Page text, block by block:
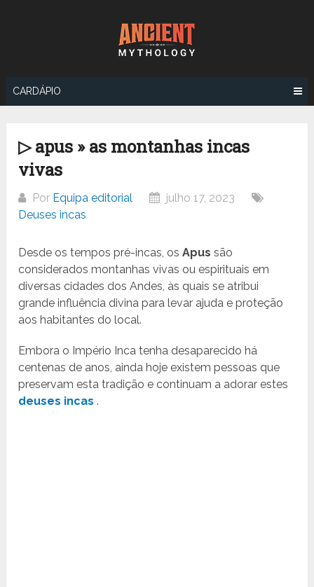
CARDÁPIO
▷ apus » as montanhas incas
vivas
Por Equipa editorial
julho 17, 2023
Deuses incas
Desde os tempos pré-incas, osApus são
considerados montanhas vivas ou espirituais em
diversas cidades dos Andes, às quais se atribui
grande influência divina para levar ajuda e proteção
aos habitantes do local.
Embora o Império Inca tenha desaparecido há
centenas de anos, ainda hoje existem pessoas que
preservam esta tradição e continuam a adorar estes
deuses incas .